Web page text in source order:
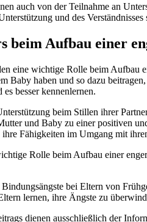
auch von der Teilnahme an
und des
beim Aufbau einer
eine wichtige Rolle beim
Baby haben und so dazu
besser kennenlernen.
beim Stillen ihrer
und Baby zu einer positiven
Fähigkeiten im Umgang mit
Rolle beim Aufbau einer
bei Eltern von
lernen, ihre Ängste zu
dienen ausschließlich der